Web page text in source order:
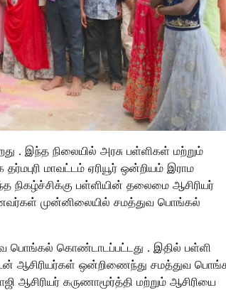
. இந்த நிலையில் அரசு பள்ளிகள் மற்றும்
மாவட்டம் ஏரியூர் ஒன்றியம் இராம
பள்ளியின் தலைமை ஆசிரியர்
முன்னிலையில் சமத்துவ பொங்கல்
பொங்கல் கொண்டாடப்பட்டது . இதில் பள்ளி
ஆசிரியர்கள் ஒன்றிணைந்து சமத்துவ
ஆசிரியர் கருணாமூர்த்தி மற்றும் ஆசிரியை